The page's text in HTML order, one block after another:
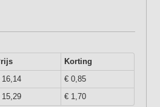
Korting
16,14
€ 0,85
15,29 € 1,70